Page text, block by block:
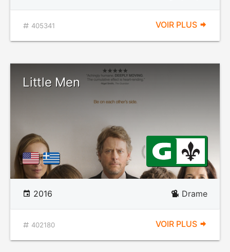
405341 VOIR PLUS
Little Men
2016 Drame
402180 VOIR PLUS